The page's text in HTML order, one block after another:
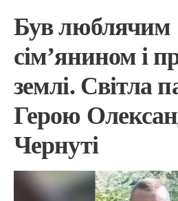
Був люблячим
сім’янином і
землі. Світла
Герою
Чернуті